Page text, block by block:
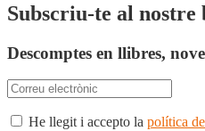
Subscriu-te al
Descomptes en llibres,
He llegit i accepto la política